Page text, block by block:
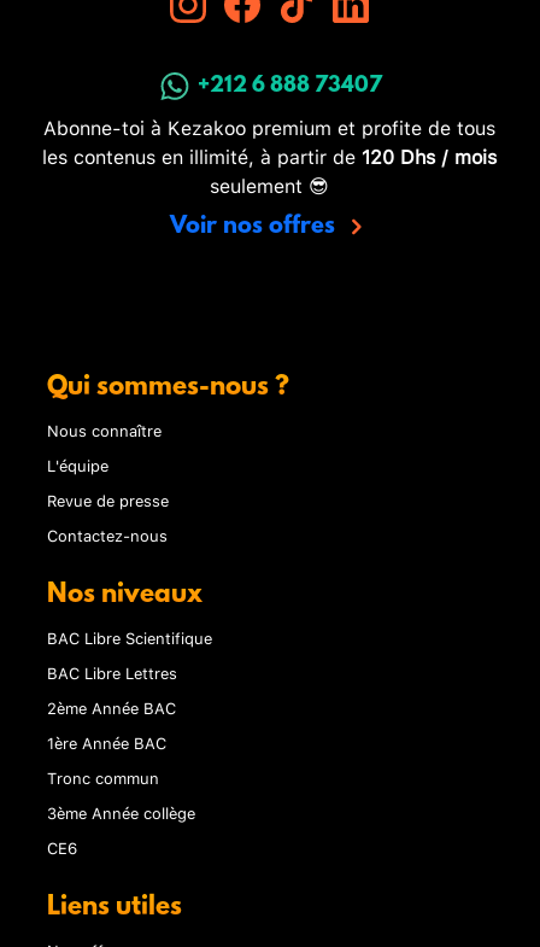
+212 6 888 73407
Abonne-toi à Kezakoo premium et profite de tous
les contenus en illimité, à partir de 120 Dhs / mois
seulement 😎
Voir nos offres
Qui sommes-nous ?
Nous connaître
L'équipe
Revue de presse
Contactez-nous
Nos niveaux
BAC Libre Scientifique
BAC Libre Lettres
2ème Année BAC
1ère Année BAC
Tronc commun
3ème Année collège
CE6
Liens utiles